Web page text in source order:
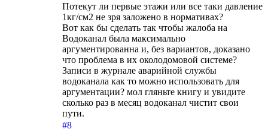
Потекут ли первые этажи или все таки давление
1кг/см2 не зря заложено в нормативах?
Вот как бы сделать так чтобы жалоба на
Водоканал была максимально
аргументированна и, без вариантов, доказано
что проблема в их околодомовой системе?
Записи в журнале аварийной службы
водоканала как то можно использовать для
аргументации? мол гляньте книгу и увидите
сколько раз в месяц водоканал чистит свои
пути.
#8